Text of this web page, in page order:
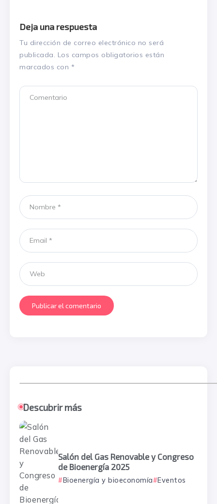
Deja una respuesta
Tu dirección de correo electrónico no será
publicada. Los campos obligatorios están
marcados con *
Descubrir más
Salón del Gas Renovable y Congreso
de Bioenergía 2025
Bioenergía y bioeconomía Eventos